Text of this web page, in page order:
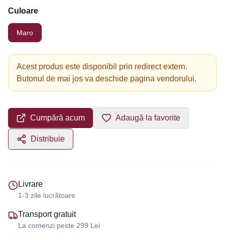
Culoare
Maro
Acest produs este disponibil prin redirect extern.
Butonul de mai jos va deschide pagina vendorului.
Cumpără acum Adaugă la favorite
Distribuie
Livrare
1-3 zile lucrătoare
Transport gratuit
La comenzi peste 299 Lei